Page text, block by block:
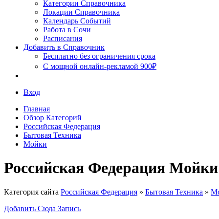
Категории Справочника
Локации Справочника
Календарь Событий
Работа в Сочи
Расписания
Добавить в Справочник
Бесплатно без ограничения срока
С мощной онлайн-рекламой 900₽
Вход
Главная
Обзор Категорий
Российская Федерация
Бытовая Техника
Мойки
Российская Федерация Мойки
Категория сайта Российская Федерация » Бытовая Техника »
Добавить Сюда Запись